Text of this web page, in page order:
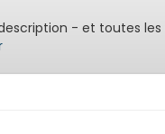
- et toutes